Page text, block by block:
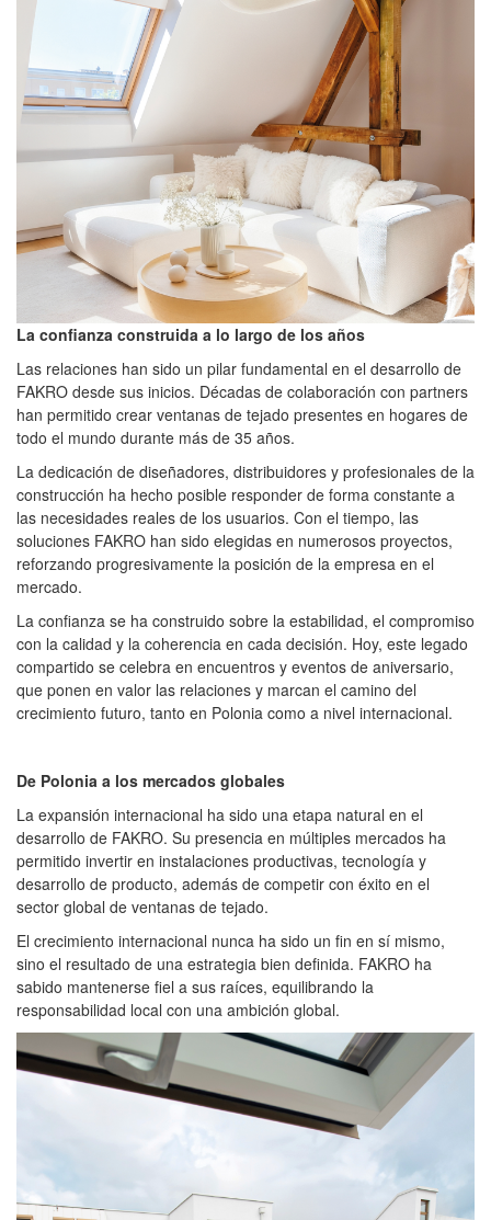
La confianza construida a lo largo de los años
Las relaciones han sido un pilar fundamental en el desarrollo de
FAKRO desde sus inicios. Décadas de colaboración con partners
han permitido crear ventanas de tejado presentes en hogares de
todo el mundo durante más de 35 años.
La dedicación de diseñadores, distribuidores y profesionales de la
construcción ha hecho posible responder de forma constante a
las necesidades reales de los usuarios. Con el tiempo, las
soluciones FAKRO han sido elegidas en numerosos proyectos,
reforzando progresivamente la posición de la empresa en el
mercado.
La confianza se ha construido sobre la estabilidad, el compromiso
con la calidad y la coherencia en cada decisión. Hoy, este legado
compartido se celebra en encuentros y eventos de aniversario,
que ponen en valor las relaciones y marcan el camino del
crecimiento futuro, tanto en Polonia como a nivel internacional.
De Polonia a los mercados globales
La expansión internacional ha sido una etapa natural en el
desarrollo de FAKRO. Su presencia en múltiples mercados ha
permitido invertir en instalaciones productivas, tecnología y
desarrollo de producto, además de competir con éxito en el
sector global de ventanas de tejado.
El crecimiento internacional nunca ha sido un fin en sí mismo,
sino el resultado de una estrategia bien definida. FAKRO ha
sabido mantenerse fiel a sus raíces, equilibrando la
responsabilidad local con una ambición global.